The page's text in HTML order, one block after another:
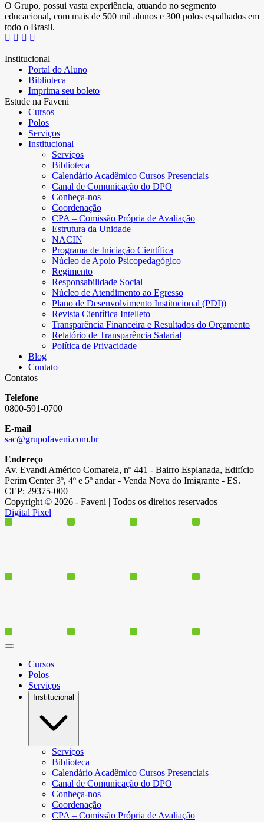
O Grupo, possui vasta experiência, atuando no segmento
educacional, com mais de 500 mil alunos e 300 polos espalhados em
todo o Brasil.
Institucional
Portal do Aluno
Biblioteca
Imprima seu boleto
Estude na Faveni
Cursos
Polos
Serviços
Institucional
Serviços
Biblioteca
Calendário Acadêmico Cursos Presenciais
Canal de Comunicação do DPO
Conheça-nos
Coordenação
CPA – Comissão Própria de Avaliação
Estrutura da Unidade
NACIN
Programa de Iniciação Científica
Núcleo de Apoio Psicopedagógico
Regimento
Responsabilidade Social
Núcleo de Atendimento ao Egresso
Plano de Desenvolvimento Institucional (PDI))
Revista Científica Intelleto
Transparência Financeira e Resultados do Orçamento
Relatório de Transparência Salarial
Política de Privacidade
Blog
Contato
Contatos
Telefone
0800-591-0700
E-mail
sac@grupofaveni.com.br
Endereço
Av. Evandi Américo Comarela, nº 441 - Bairro Esplanada, Edifício
Perim Center 3º, 4º e 5º andar - Venda Nova do Imigrante - ES.
CEP: 29375-000
Copyright © 2026 - Faveni | Todos os direitos reservados
Digital Pixel
Cursos
Polos
Serviços
Institucional
Serviços
Biblioteca
Calendário Acadêmico Cursos Presenciais
Canal de Comunicação do DPO
Conheça-nos
Coordenação
CPA – Comissão Própria de Avaliação